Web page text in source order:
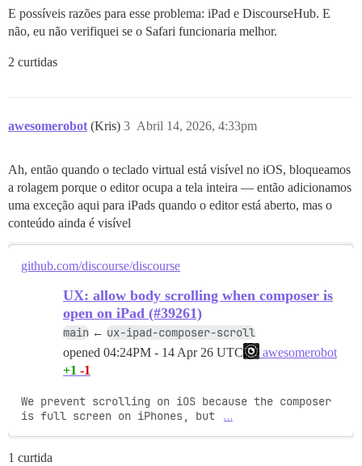
E possíveis razões para esse problema: iPad e DiscourseHub. E
não, eu não verifiquei se o Safari funcionaria melhor.
2 curtidas
awesomerobot (Kris) Abril 14, 2026, 4:33pm
3
Ah, então quando o teclado virtual está visível no iOS, bloqueamos
a rolagem porque o editor ocupa a tela inteira — então adicionamos
uma exceção aqui para iPads quando o editor está aberto, mas o
conteúdo ainda é visível
github.com/discourse/discourse
UX: allow body scrolling when composer is
open on iPad (#39261)
main ← ux-ipad-composer-scroll
opened 04:24PM - 14 Apr 26 UTC
awesomerobot
+1 -1
We prevent scrolling on iOS because the composer
is full screen on iPhones, but
…
1 curtida